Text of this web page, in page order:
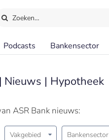
Zoeken…
Podcasts Bankensector
Nieuws | Hypotheek
ASR Bank nieuws:
Vakgebied Bankensector